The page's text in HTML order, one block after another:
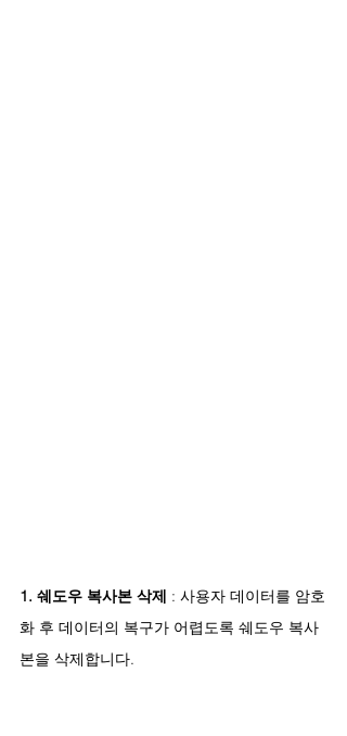
1. 쉐도우 복사본 삭제 : 사용자 데이터를 암호
화 후 데이터의 복구가 어렵도록 쉐도우 복사
본을 삭제합니다.